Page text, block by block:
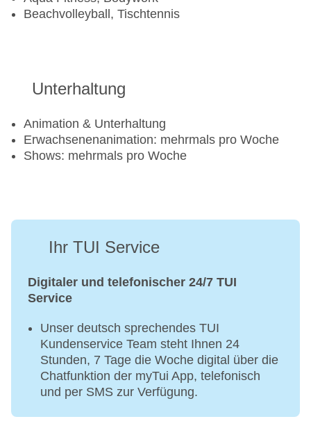
Beachvolleyball, Tischtennis
Unterhaltung
Animation & Unterhaltung
Erwachsenenanimation: mehrmals pro Woche
Shows: mehrmals pro Woche
Ihr TUI Service
Digitaler und telefonischer 24/7 TUI
Service
Unser deutsch sprechendes TUI
Kundenservice Team steht Ihnen 24
Stunden, 7 Tage die Woche digital über die
Chatfunktion der myTui App, telefonisch
und per SMS zur Verfügung.